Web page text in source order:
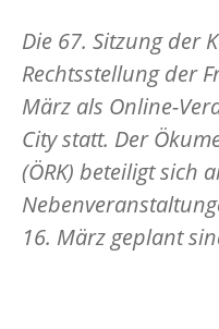
Die 67. Sitzung der
Rechtsstellung der
März als Online-
City statt. Der
(ÖRK) beteiligt sich
16. März geplant